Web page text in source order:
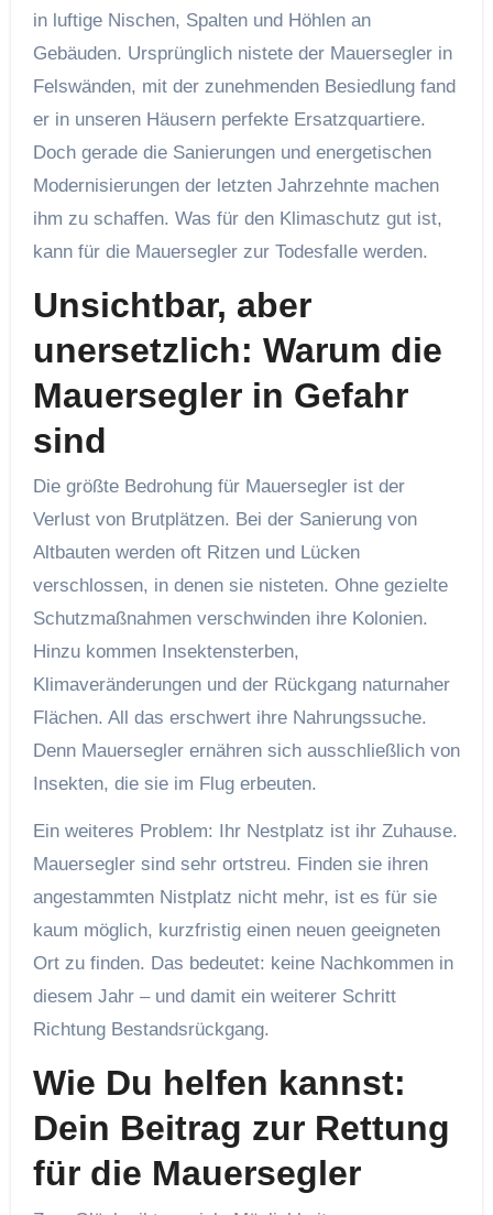
in luftige Nischen, Spalten und Höhlen an
Gebäuden. Ursprünglich nistete der Mauersegler in
Felswänden, mit der zunehmenden Besiedlung fand
er in unseren Häusern perfekte Ersatzquartiere.
Doch gerade die Sanierungen und energetischen
Modernisierungen der letzten Jahrzehnte machen
ihm zu schaffen. Was für den Klimaschutz gut ist,
kann für die Mauersegler zur Todesfalle werden.
Unsichtbar, aber
unersetzlich: Warum die
Mauersegler in Gefahr
sind
Die größte Bedrohung für Mauersegler ist der
Verlust von Brutplätzen. Bei der Sanierung von
Altbauten werden oft Ritzen und Lücken
verschlossen, in denen sie nisteten. Ohne gezielte
Schutzmaßnahmen verschwinden ihre Kolonien.
Hinzu kommen Insektensterben,
Klimaveränderungen und der Rückgang naturnaher
Flächen. All das erschwert ihre Nahrungssuche.
Denn Mauersegler ernähren sich ausschließlich von
Insekten, die sie im Flug erbeuten.
Ein weiteres Problem: Ihr Nestplatz ist ihr Zuhause.
Mauersegler sind sehr ortstreu. Finden sie ihren
angestammten Nistplatz nicht mehr, ist es für sie
kaum möglich, kurzfristig einen neuen geeigneten
Ort zu finden. Das bedeutet: keine Nachkommen in
diesem Jahr – und damit ein weiterer Schritt
Richtung Bestandsrückgang.
Wie Du helfen kannst:
Dein Beitrag zur Rettung
für die Mauersegler